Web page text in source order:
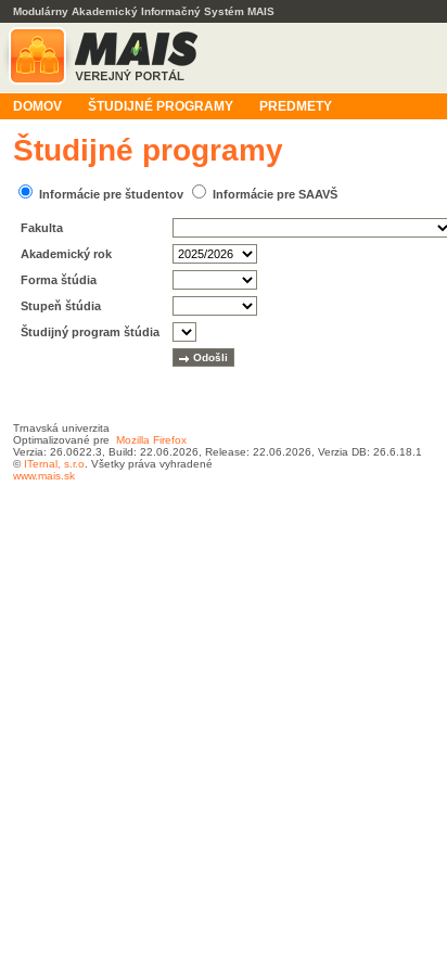
Modulárny Akademický Informačný Systém MAIS
DOMOV ŠTUDIJNÉ PROGRAMY PREDMETY
Študijné programy
Informácie pre študentov Informácie pre SAAVŠ
Fakulta
Akademický rok
Forma štúdia
Stupeň štúdia
Študijný program štúdia
Trnavská univerzita
Optimalizované pre Mozilla Firefox
Verzia: 26.0622.3, Build: 22.06.2026, Release: 22.06.2026, Verzia DB: 26.6.18.1
© ITernal, s.r.o . Všetky práva vyhradené
www.mais.sk